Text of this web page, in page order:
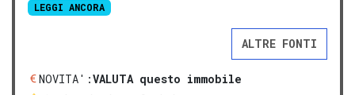
LEGGI ANCORA
ALTRE FONTI
NOVITA':VALUTA questo immobile